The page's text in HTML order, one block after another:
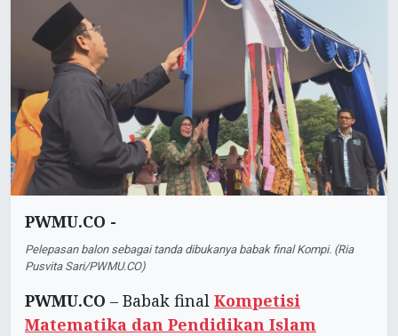
PWMU.CO -
Pelepasan balon sebagai tanda dibukanya babak final Kompi. (Ria
Pusvita Sari/PWMU.CO)
PWMU.CO – Babak final Kompetisi
Matematika dan Pendidikan Islam